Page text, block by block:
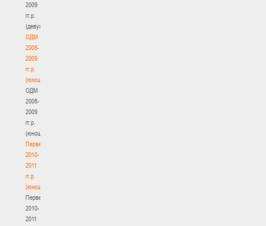
2009
гг.р.
(девушки)
ОДМ
2008-
2009
гг.р.
(юноши)
ОДМ
2008-
2009
гг.р.
(юноши)
Первенство
2010-
2011
гг.р.
(юноши)
Первенство
2010-
2011